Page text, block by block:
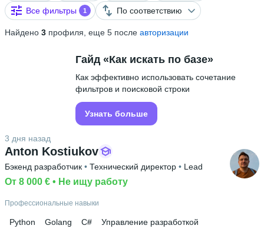
Все фильтры
1 По соответствию
Найдено 3 профиля, еще 5 после авторизации
Гайд «Как искать по базе»
Как эффективно использовать сочетание
фильтров и поисковой строки
Узнать больше
Anton Kostiukov
3 дня назад
Бэкенд разработчик • Технический директор • Lead
От 8 000 € • Не ищу работу
Профессиональные навыки
Python Golang C#
Управление разработкой